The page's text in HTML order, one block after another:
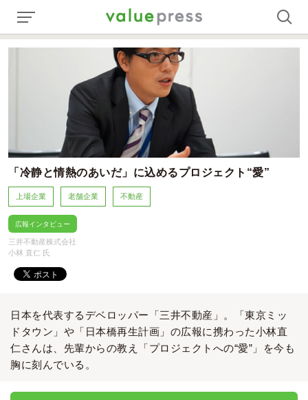
「冷静と情熱のあいだ」に込めるプロジェクト“愛”
上場企業 老舗企業 不動産
広報インタビュー
三井不動産株式会社
小林 直仁 氏
日本を代表するデベロッパー「三井不動産」。「東京ミッ
ドタウン」や「日本橋再生計画」の広報に携わった小林直
仁さんは、先輩からの教え「プロジェクトへの“愛”」を今も
胸に刻んでいる。